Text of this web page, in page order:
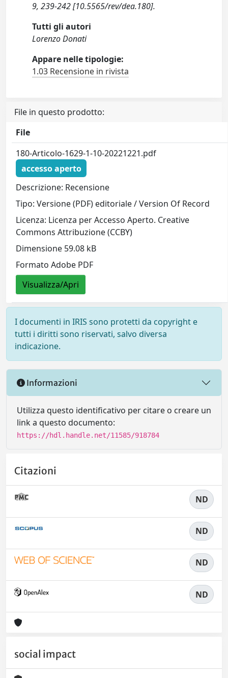
9, 239-242 [10.5565/rev/dea.180].
Tutti gli autori
Lorenzo Donati
Appare nelle tipologie:
1.03 Recensione in rivista
File in questo prodotto:
File
180-Articolo-1629-1-10-20221221.pdf
accesso aperto
Descrizione: Recensione
Tipo: Versione (PDF) editoriale / Version Of Record
Licenza: Licenza per Accesso Aperto. Creative
Commons Attribuzione (CCBY)
Dimensione 59.08 kB
Formato Adobe PDF
Visualizza/Apri
I documenti in IRIS sono protetti da copyright e
tutti i diritti sono riservati, salvo diversa
indicazione.
Informazioni
Utilizza questo identificativo per citare o creare un
link a questo documento:
https://hdl.handle.net/11585/918784
Citazioni
ND
ND
ND
ND
social impact